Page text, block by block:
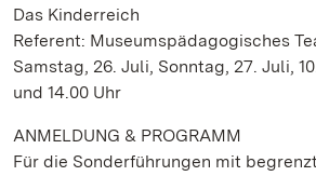
Das Kinderreich
Referent: Museumspädagogisches
Samstag, 26. Juli, Sonntag, 27. Juli,
und 14.00 Uhr
ANMELDUNG & PROGRAMM
Für die Sonderführungen mit